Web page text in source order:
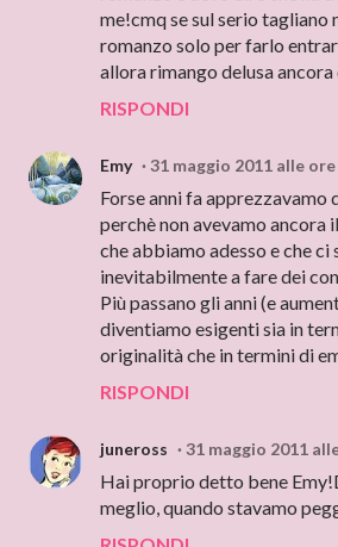
me!cmq se sul serio tagliano
romanzo solo per farlo
allora rimango delusa ancora
RISPONDI
Emy 31 maggio 2011 alle
Forse anni fa
perchè non avevamo
che abbiamo adesso e che ci
inevitabilmente a fare dei
Più passano gli anni (e
diventiamo esigenti sia in
originalità che in termini di
RISPONDI
juneross 31 maggio 2011
Hai proprio detto bene
meglio, quando stavamo